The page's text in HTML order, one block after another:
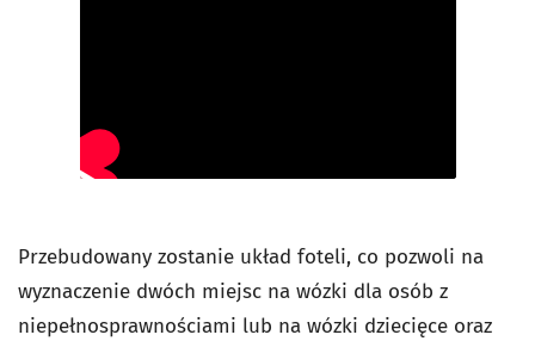
Przebudowany zostanie układ foteli, co pozwoli na
wyznaczenie dwóch miejsc na wózki dla osób z
niepełnosprawnościami lub na wózki dziecięce oraz